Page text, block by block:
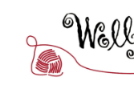
content